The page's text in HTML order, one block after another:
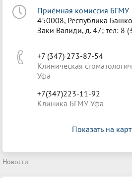
Приёмная комиссия БГМУ
450008, Республика
Заки Валиди, д. 47; тел: 8
+7 (347) 273-87-54
Клиническая
Уфа
+7(347)223-11-92
Клиника БГМУ Уфа
Показать на
Новости